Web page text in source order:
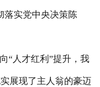
落实党中央决策陈
“人才红利”提升，我
展现了主人翁的豪迈